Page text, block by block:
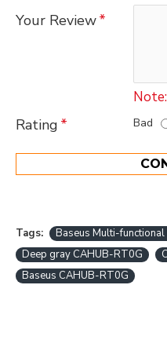
Your Review
Note:
Rating Bad
Tags:
Baseus Multi-functional
Deep gray CAHUB-RT0G
Baseus CAHUB-RT0G